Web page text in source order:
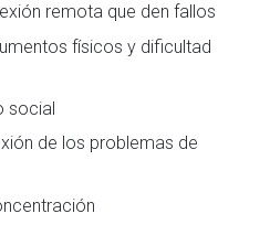
remota que den fallos
físicos y dificultad
social
de los problemas de